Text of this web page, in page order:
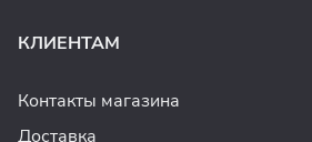
КЛИЕНТАМ
Контакты магазина
Доставка